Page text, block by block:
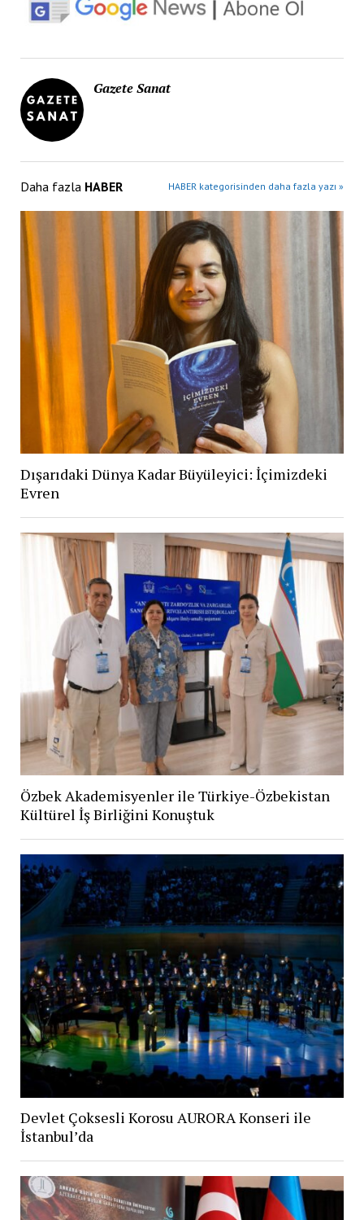
Gazete Sanat
Daha fazla HABER HABER kategorisinden daha fazla yazı »
Dışarıdaki Dünya Kadar Büyüleyici: İçimizdeki
Evren
Özbek Akademisyenler ile Türkiye-Özbekistan
Kültürel İş Birliğini Konuştuk
Devlet Çoksesli Korosu AURORA Konseri ile
İstanbul’da